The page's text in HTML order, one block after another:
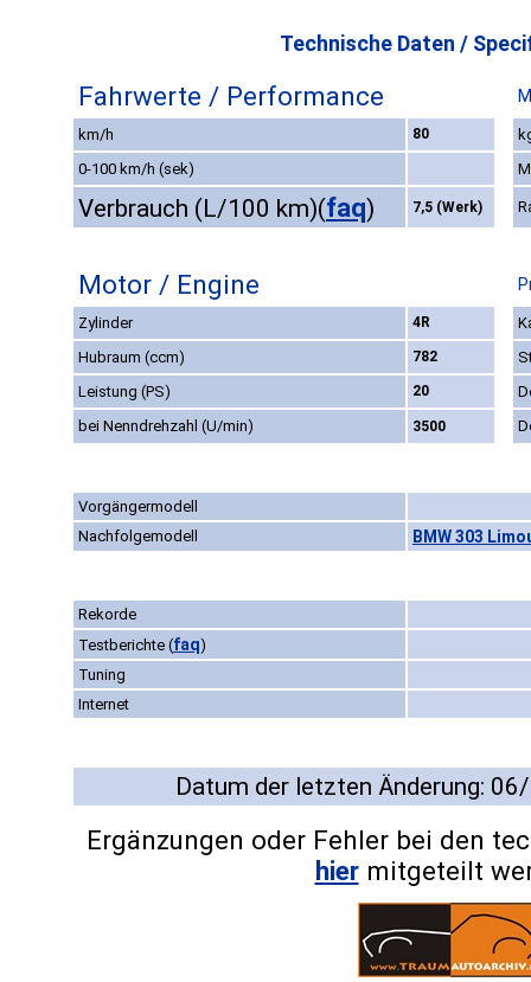
Technische Daten /
Fahrwerte / Performance
km/h 80
0-100 km/h (sek)
Verbrauch (L/100 km)(faq) 7,5 (Werk)
Motor / Engine
Zylinder 4R
Hubraum (ccm)
782
Leistung (PS)
20
bei Nenndrehzahl (U/min)
3500
Vorgängermodell
Nachfolgemodell
BMW 303
Rekorde
Testberichte (faq)
Tuning
Internet
Datum der letzten Änderung:
Ergänzungen oder Fehler bei den
hiermitgeteilt